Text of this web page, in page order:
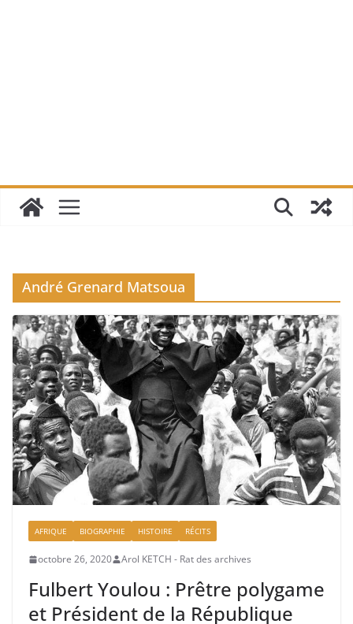
André Grenard Matsoua
AFRIQUE BIOGRAPHIE HISTOIRE RÉCITS
octobre 26, 2020 Arol KETCH - Rat des archives
Fulbert Youlou : Prêtre polygame
et Président de la République